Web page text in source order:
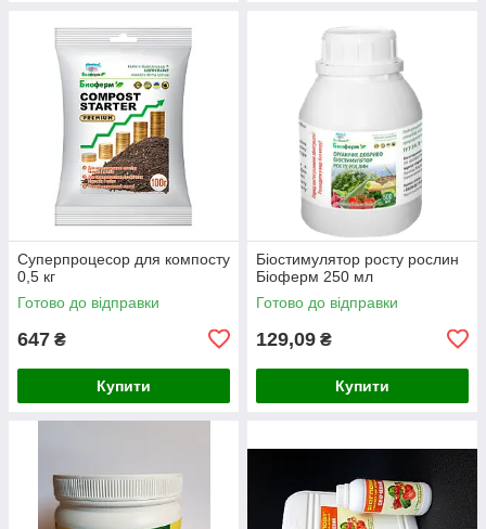
Суперпроцесор для компосту
0,5 кг
Готово до відправки
647 ₴
Купити
Біостимулятор росту рослин
Біоферм 250 мл
Готово до відправки
129,09 ₴
Купити